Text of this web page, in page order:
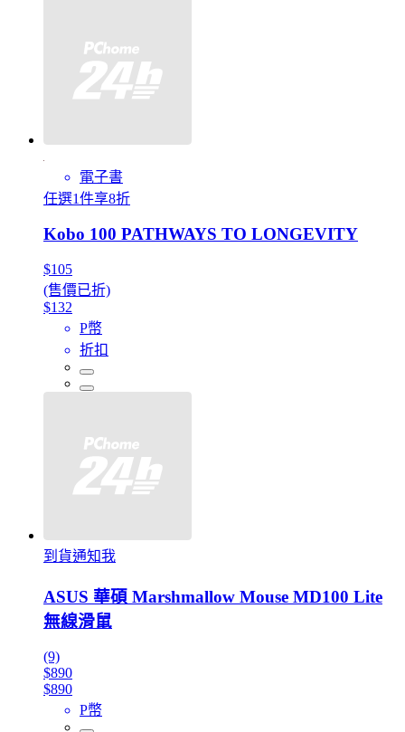
電子書
任選1件享8折
Kobo 100 PATHWAYS TO LONGEVITY
$105
(售價已折)
$132
P幣
折扣
到貨通知我
ASUS 華碩 Marshmallow Mouse MD100 Lite
無線滑鼠
(9)
$890
$890
P幣